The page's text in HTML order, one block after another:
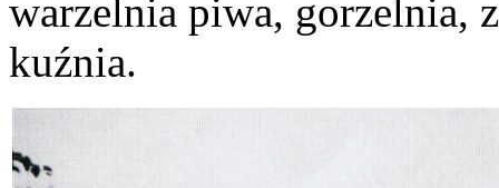
warzelnia piwa, gorzelnia,
kuźnia.